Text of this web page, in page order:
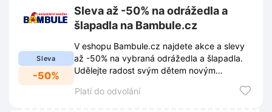
Sleva
-50%
Sleva až -50% na odrážedla a
šlapadla na Bambule.cz
V eshopu Bambule.cz najdete akce a slevy
až -50% na vybraná odrážedla a šlapadla.
Udělejte radost svým dětem novým
Platí do odvolání